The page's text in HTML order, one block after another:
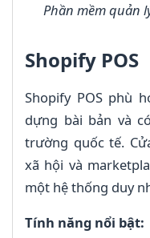
Phần mềm quản
Shopify POS
Shopify POS phù
dựng bài bản và
trường quốc tế.
xã hội và
một hệ thống duy
Tính năng nổi bật: